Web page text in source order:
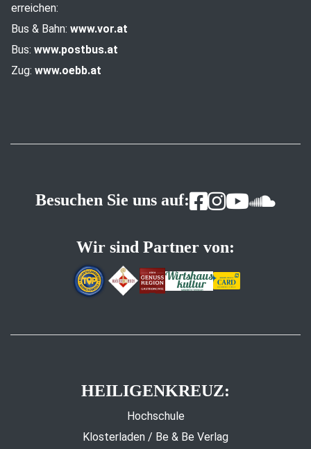
erreichen:
Bus & Bahn: www.vor.at
Bus: www.postbus.at
Zug: www.oebb.at
Besuchen Sie uns auf:
Wir sind Partner von:
HEILIGENKREUZ:
Hochschule
Klosterladen / Be & Be Verlag